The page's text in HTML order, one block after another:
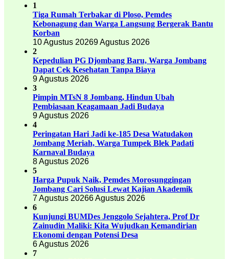
1
Tiga Rumah Terbakar di Ploso, Pemdes
Kebonagung dan Warga Langsung Bergerak Bantu
Korban
10 Agustus 20269 Agustus 2026
2
Kepedulian PG Djombang Baru, Warga Jombang
Dapat Cek Kesehatan Tanpa Biaya
9 Agustus 2026
3
Pimpin MTsN 8 Jombang, Hindun Ubah
Pembiasaan Keagamaan Jadi Budaya
9 Agustus 2026
4
Peringatan Hari Jadi ke-185 Desa Watudakon
Jombang Meriah, Warga Tumpek Blek Padati
Karnaval Budaya
8 Agustus 2026
5
Harga Pupuk Naik, Pemdes Morosunggingan
Jombang Cari Solusi Lewat Kajian Akademik
7 Agustus 20266 Agustus 2026
6
Kunjungi BUMDes Jenggolo Sejahtera, Prof Dr
Zainudin Maliki: Kita Wujudkan Kemandirian
Ekonomi dengan Potensi Desa
6 Agustus 2026
7